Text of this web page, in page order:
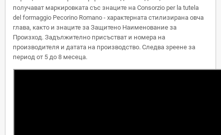
получават маркировката със знаците на Consorzio per la tutela
del formaggio Pecorino Romano - характерната стилизирана овча
глава, както и знаците за Защитено Наименование за
Произход. Задължително присъстват и номера на
производителя и датата на производство. Следва зреене за
период от 5 до 8 месеца.